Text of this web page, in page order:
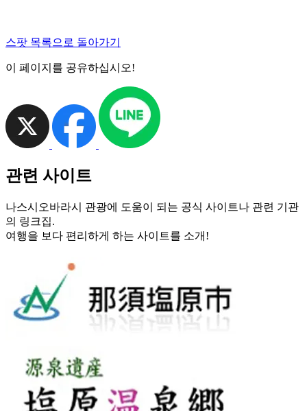
스팟 목록으로 돌아가기
이 페이지를 공유하십시오!
관련 사이트
나스시오바라시 관광에 도움이 되는 공식 사이트나 관련 기관
의 링크집.
여행을 보다 편리하게 하는 사이트를 소개!